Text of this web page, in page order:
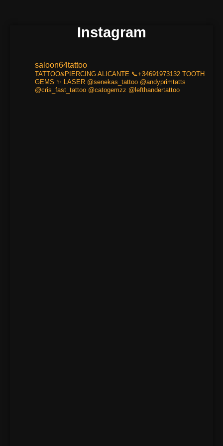
Instagram
saloon64tattoo
TATTOO&PIERCING ALICANTE 📞+34691973132 TOOTH
GEMS ✨ LASER @senekas_tattoo @andyprimtatts
@cris_fast_tattoo @catogemzz @lefthandertattoo